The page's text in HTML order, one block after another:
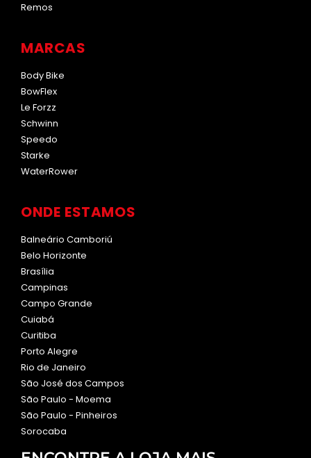
Remos
MARCAS
Body Bike
BowFlex
Le Forzz
Schwinn
Speedo
Starke
WaterRower
ONDE ESTAMOS
Balneário Camboriú
Belo Horizonte
Brasília
Campinas
Campo Grande
Cuiabá
Curitiba
Porto Alegre
Rio de Janeiro
São José dos Campos
São Paulo - Moema
São Paulo - Pinheiros
Sorocaba